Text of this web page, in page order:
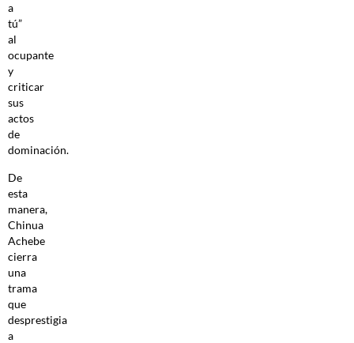
a
tú”
al
ocupante
y
criticar
sus
actos
de
dominación.
De
esta
manera,
Chinua
Achebe
cierra
una
trama
que
desprestigia
a